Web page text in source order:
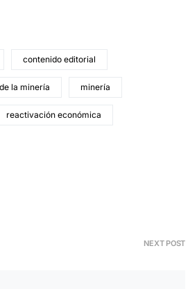
contenido editorial
la minería minería
reactivación económica
NEXT POST